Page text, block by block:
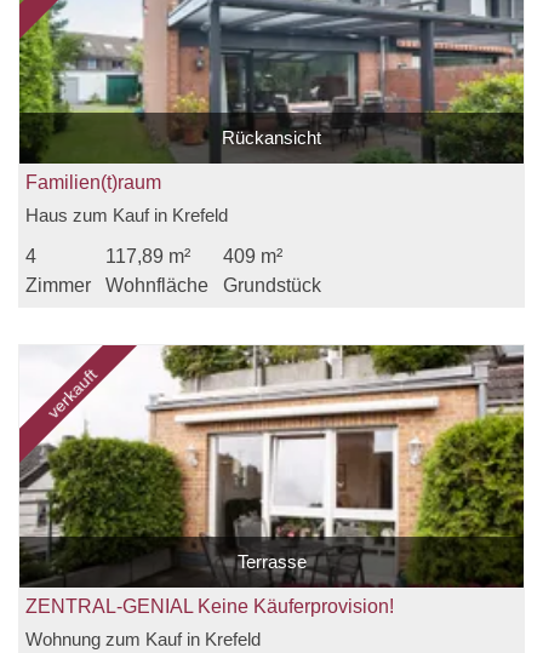
Rückansicht
Familien(t)raum
Haus zum Kauf in Krefeld
4
Zimmer
117,89 m²
Wohnfläche
409 m²
Grundstück
verkauft
Terrasse
ZENTRAL-GENIAL Keine Käuferprovision!
Wohnung zum Kauf in Krefeld